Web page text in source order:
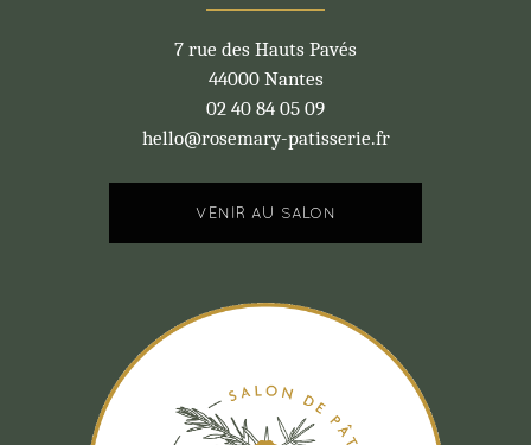
7 rue des Hauts Pavés
44000 Nantes
02 40 84 05 09
hello@rosemary-patisserie.fr
VENIR AU SALON